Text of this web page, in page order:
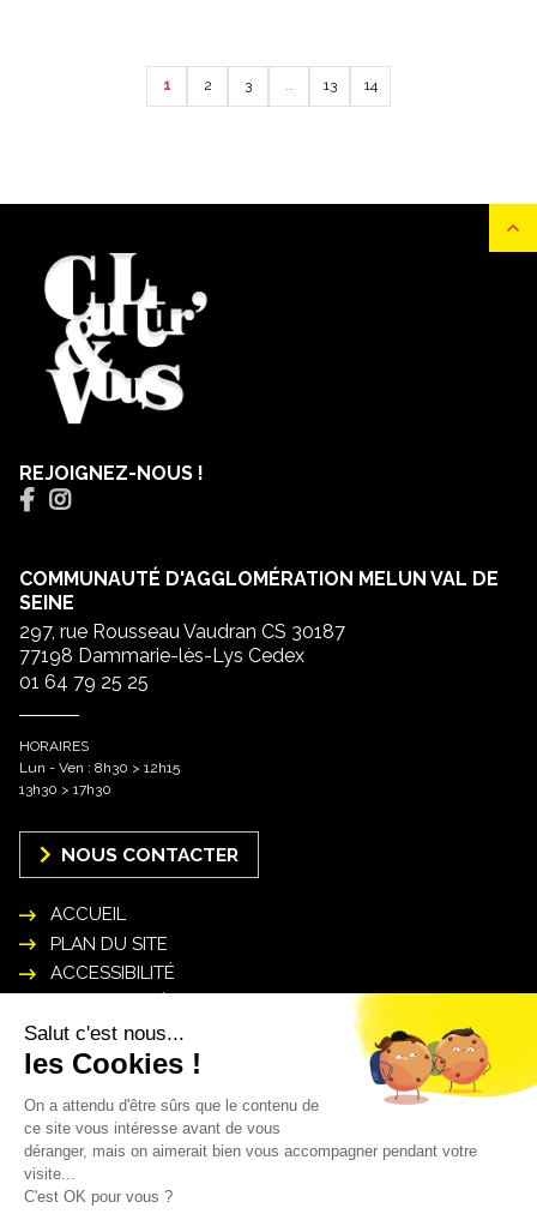
1 2 3 … 13 14
REJOIGNEZ-NOUS !
COMMUNAUTÉ D'AGGLOMÉRATION MELUN VAL DE
SEINE
297, rue Rousseau Vaudran CS 30187
77198 Dammarie-lès-Lys Cedex
01 64 79 25 25
HORAIRES
Lun - Ven : 8h30 > 12h15
13h30 > 17h30
NOUS CONTACTER
ACCUEIL
PLAN DU SITE
ACCESSIBILITÉ
POLITIQUE DE GESTION DES DONNÉES
PERSONNELLES
INSCRIPTION NEWSLETTER
Mon courriel* :